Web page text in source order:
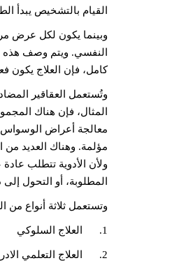
القيام بالتشخيص يبدأ
وبينما يكون لكل عرض
النفسي. ويتم وصف هذه
كامل، فإن العلاج يكون
وتُستعمل العقاقير
المثال، فإن هناك
معالجة أعراض الوسواس
مؤلمة. وهناك العديد من
ولأن الأدوية تتطلب
المطلوبة، أو التحول
وتستعمل ثلاثة أنواع
1. العلاج السلوكي
2. العلاج التعلمي الادراكي